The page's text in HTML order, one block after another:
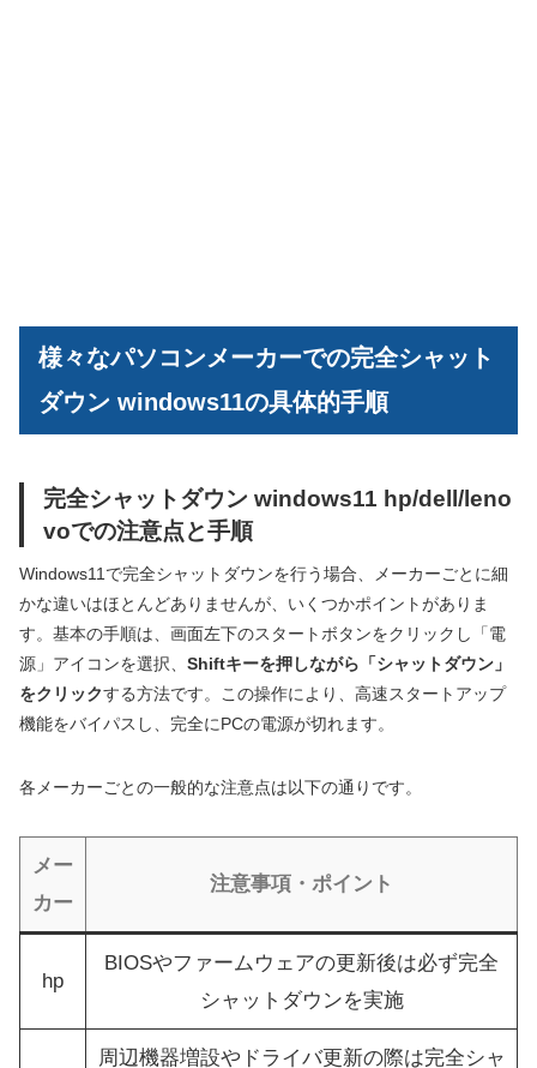
様々なパソコンメーカーでの完全シャット
ダウン windows11の具体的手順
完全シャットダウン windows11 hp/dell/leno
voでの注意点と手順
Windows11で完全シャットダウンを行う場合、メーカーごとに細
かな違いはほとんどありませんが、いくつかポイントがありま
す。基本の手順は、画面左下のスタートボタンをクリックし「電
源」アイコンを選択、 Shiftキーを押しながら「シャットダウン」
をクリックする方法です。この操作により、高速スタートアップ
機能をバイパスし、完全にPCの電源が切れます。
各メーカーごとの一般的な注意点は以下の通りです。
メー
カー
注意事項・ポイント
hp
BIOSやファームウェアの更新後は必ず完全
シャットダウンを実施
周辺機器増設やドライバ更新の際は完全シャ